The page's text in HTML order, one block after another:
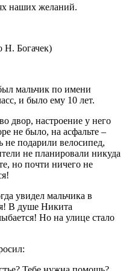
наших желаний.
Н. Богачек)
мальчик по имени
и было ему 10 лет.
двор, настроение у него
не было, на асфальте –
не подарили велосипед,
не планировали никуда
но почти ничего не
увидел мальчика в
В душе Никита
Но на улице стало